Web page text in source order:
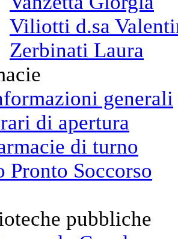
Viliotti d.sa
Zerbinati Laura
generali
di apertura
di turno
Pronto Soccorso
pubbliche